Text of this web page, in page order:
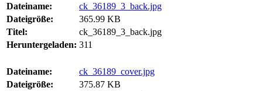
Dateiname:
ck_36189_3_back.jpg
Dateigröße:
365.99 KB
Titel:
ck_36189_3_back.jpg
Heruntergeladen: 311
Dateiname:
ck_36189_cover.jpg
Dateigröße:
375.87 KB